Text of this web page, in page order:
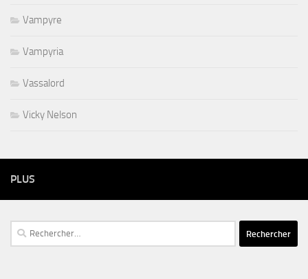
Vampyre
Vampyria
Vassalord
Vicky Nelson
PLUS
Rechercher :